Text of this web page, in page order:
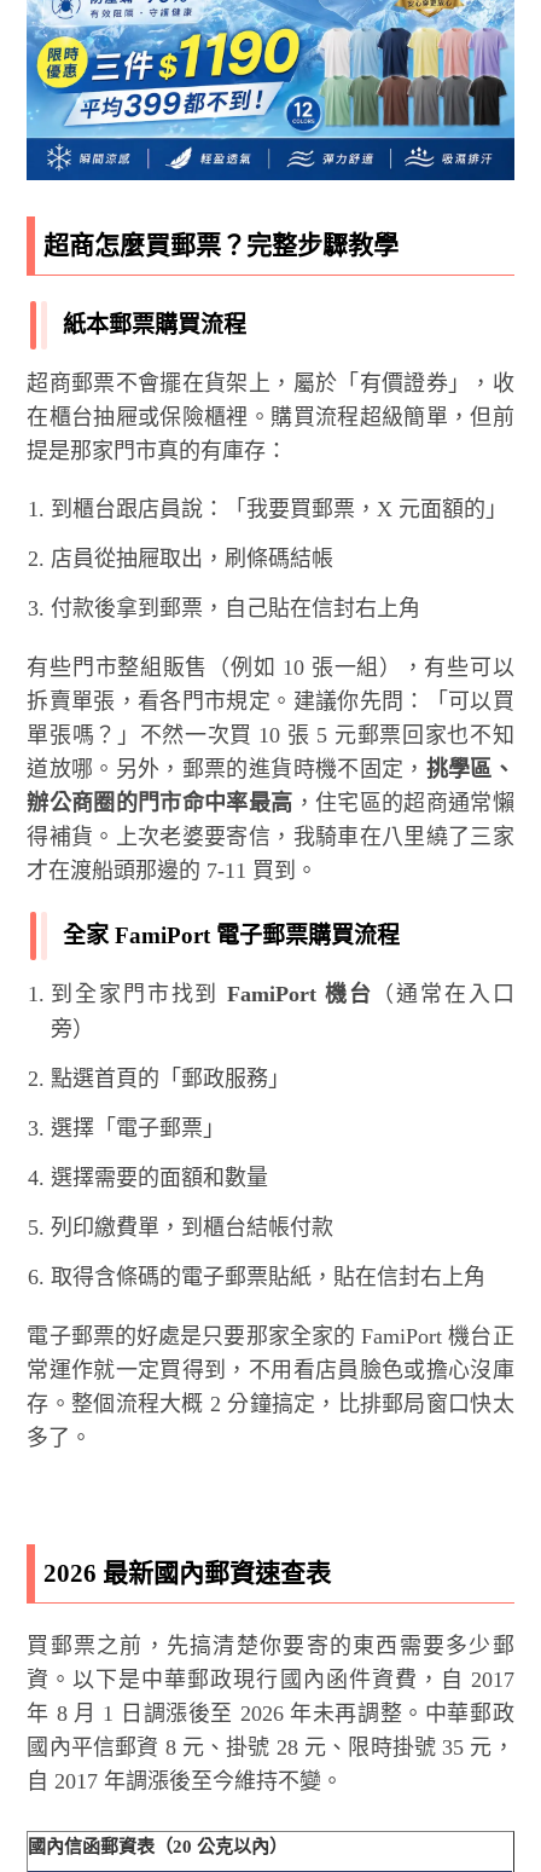
超商怎麼買郵票？完整步驟教學
紙本郵票購買流程
超商郵票不會擺在貨架上，屬於「有價證券」，收
在櫃台抽屜或保險櫃裡。購買流程超級簡單，但前
提是那家門市真的有庫存：
到櫃台跟店員說：「我要買郵票，X 元面額的」
店員從抽屜取出，刷條碼結帳
付款後拿到郵票，自己貼在信封右上角
有些門市整組販售（例如 10 張一組），有些可以
拆賣單張，看各門市規定。建議你先問：「可以買
單張嗎？」不然一次買 10 張 5 元郵票回家也不知
道放哪。另外，郵票的進貨時機不固定， 挑學區、
辦公商圈的門市命中率最高 ，住宅區的超商通常懶
得補貨。上次老婆要寄信，我騎車在八里繞了三家
才在渡船頭那邊的 7-11 買到。
全家 FamiPort 電子郵票購買流程
到全家門市找到 FamiPort 機台 （通常在入口
旁）
點選首頁的「郵政服務」
選擇「電子郵票」
選擇需要的面額和數量
列印繳費單，到櫃台結帳付款
取得含條碼的電子郵票貼紙，貼在信封右上角
電子郵票的好處是只要那家全家的 FamiPort 機台正
常運作就一定買得到，不用看店員臉色或擔心沒庫
存。整個流程大概 2 分鐘搞定，比排郵局窗口快太
多了。
2026 最新國內郵資速查表
買郵票之前，先搞清楚你要寄的東西需要多少郵
資。以下是中華郵政現行國內函件資費，自 2017
年 8 月 1 日調漲後至 2026 年未再調整。中華郵政
國內平信郵資 8 元、掛號 28 元、限時掛號 35 元，
自 2017 年調漲後至今維持不變。
國內信函郵資表（20 公克以內）